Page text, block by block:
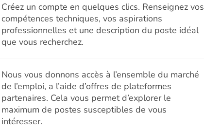
Créez un compte en quelques clics. Renseignez vos
compétences techniques, vos aspirations
professionnelles et une description du poste idéal
que vous recherchez.
Nous vous donnons accès à l’ensemble du marché
de l’emploi, a l’aide d’offres de plateformes
partenaires. Cela vous permet d’explorer le
maximum de postes susceptibles de vous
intéresser.